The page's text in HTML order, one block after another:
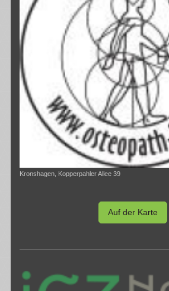
Kronshagen, Kopperpahler Allee 39
Auf der Karte